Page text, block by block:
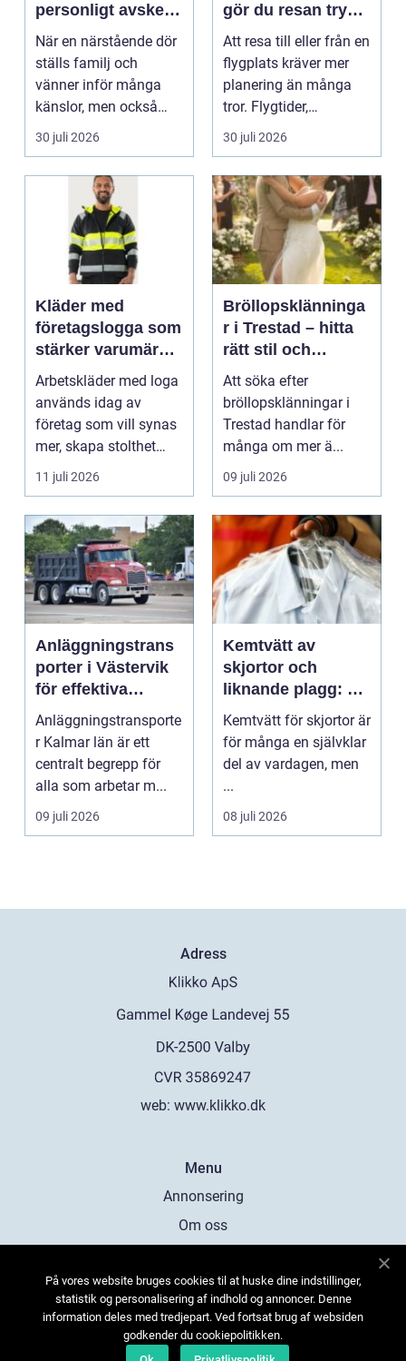
personligt avsked
formas
När en närstående dör
ställs familj och
vänner inför många
känslor, men också
praktiska beslut. En b...
30 juli 2026
gör du resan trygg
och smidig
Att resa till eller från en
flygplats kräver mer
planering än många
tror. Flygtider,
packning, säker...
30 juli 2026
Kläder med
företagslogga som
stärker varumärket
varje dag
Arbetskläder med loga
används idag av
företag som vill synas
mer, skapa stolthet
inte...
11 juli 2026
Bröllopsklänninga
r i Trestad – hitta
rätt stil och
passform inför den
stora dagen
Att söka efter
bröllopsklänningar i
Trestad handlar för
många om mer ä...
09 juli 2026
Anläggningstrans
porter i Västervik
för effektiva
byggprojekt
Anläggningstransporte
r Kalmar län är ett
centralt begrepp för
alla som arbetar m...
09 juli 2026
Kemtvätt av
skjortor och
liknande plagg: Så
fungerar
professionell
klädvård i
Kemtvätt för skjortor är
för många en självklar
del av vardagen, men
...
08 juli 2026
Adress
web: www.klikko.dk
Menu
Annonsering
Om oss
Kontakta oss
Sitemap
På vores website bruges cookies til at huske dine indstillinger,
statistik og personalisering af indhold og annoncer. Denne
information deles med tredjepart. Ved fortsat brug af websiden
godkender du cookiepolitikken.